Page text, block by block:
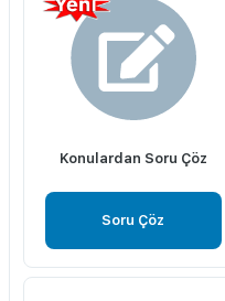
Konulardan Soru Çöz
Soru Çöz